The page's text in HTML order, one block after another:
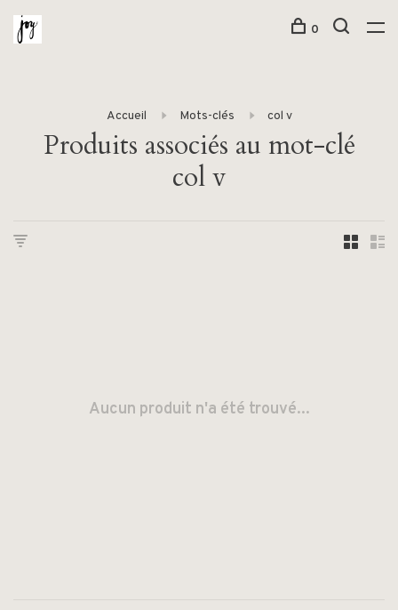
0
Accueil Mots-clés col v
Produits associés au mot-clé
col v
Aucun produit n'a été trouvé...